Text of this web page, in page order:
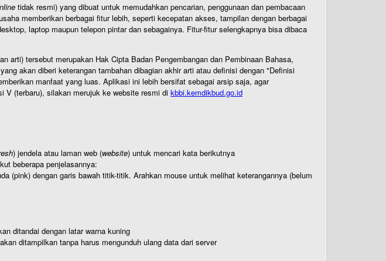
tidak resmi) yang dibuat untuk memudahkan pencarian, penggunaan dan pembacaan
memberikan berbagai fitur lebih, seperti kecepatan akses, tampilan dengan berbagai
laptop maupun telepon pintar dan sebagainya. Fitur-fitur selengkapnya bisa dibaca
tersebut merupakan Hak Cipta Badan Pengembangan dan Pembinaan Bahasa,
akan diberi keterangan tambahan dibagian akhir arti atau definisi dengan "Definisi
manfaat yang luas. Aplikasi ini lebih bersifat sebagai arsip saja, agar
V (terbaru), silakan merujuk ke website resmi di kbbi.kemdikbud.go.id
) jendela atau laman web (website) untuk mencari kata berikutnya
beberapa penjelasannya:
(pink) dengan garis bawah titik-titik. Arahkan mouse untuk melihat keterangannya (belum
ditandai dengan latar warna kuning
ditampilkan tanpa harus mengunduh ulang data dari server